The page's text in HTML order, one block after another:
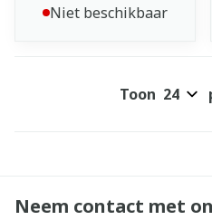
Niet beschikbaar
Toon
Neem contact met